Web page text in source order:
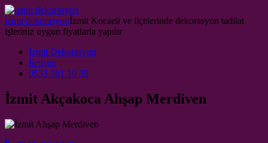
Skip to content
izmit dekorasyonİzmit Kocaeli ve ilçelerinde dekorasyon tadilat
işleriniz uygun fiyatlarla yapılır
Main Navigation
İzmit Dekorasyon
İletişim
0533 261 19 39
İzmit Akçakoca Ahşap Merdiven